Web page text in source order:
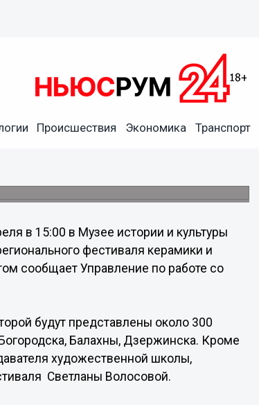
Происшествия Экономика Транспорт
дела «Красота,
в 15:00 в Музее истории и культуры
фестиваля керамики и
сообщает Управление по работе со
будут представлены около 300
Балахны, Дзержинска. Кроме
художественной школы,
Светланы Волосовой.